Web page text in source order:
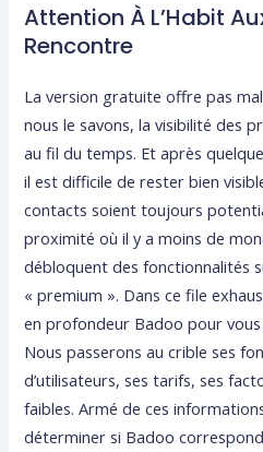
Attention À L’Habit
Rencontre
La version gratuite offre pas
nous le savons, la visibilité des
au fil du temps. Et après
il est difficile de rester bien
contacts soient toujours
proximité où il y a moins de
débloquent des fonctionnalités
« premium ». Dans ce file
en profondeur Badoo pour
Nous passerons au crible ses
d’utilisateurs, ses tarifs, ses
faibles. Armé de ces
déterminer si Badoo